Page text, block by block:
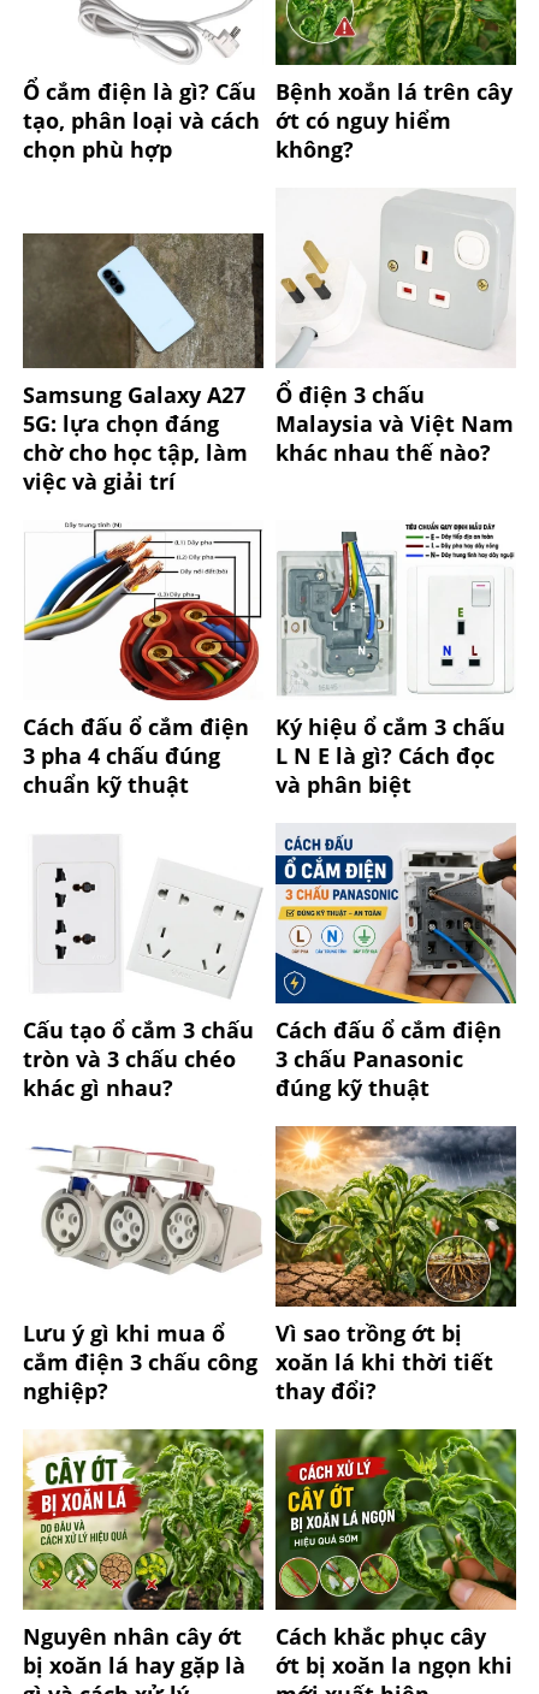
Ổ cắm điện là gì? Cấu
tạo, phân loại và cách
chọn phù hợp
Bệnh xoắn lá trên cây
ớt có nguy hiểm
không?
Samsung Galaxy A27
5G: lựa chọn đáng
chờ cho học tập, làm
việc và giải trí
Ổ điện 3 chấu
Malaysia và Việt Nam
khác nhau thế nào?
Cách đấu ổ cắm điện
3 pha 4 chấu đúng
chuẩn kỹ thuật
Ký hiệu ổ cắm 3 chấu
L N E là gì? Cách đọc
và phân biệt
Cấu tạo ổ cắm 3 chấu
tròn và 3 chấu chéo
khác gì nhau?
Cách đấu ổ cắm điện
3 chấu Panasonic
đúng kỹ thuật
Lưu ý gì khi mua ổ
cắm điện 3 chấu công
nghiệp?
Vì sao trồng ớt bị
xoăn lá khi thời tiết
thay đổi?
Nguyên nhân cây ớt
bị xoăn lá hay gặp là
Cách khắc phục cây
ớt bị xoăn la ngọn khi